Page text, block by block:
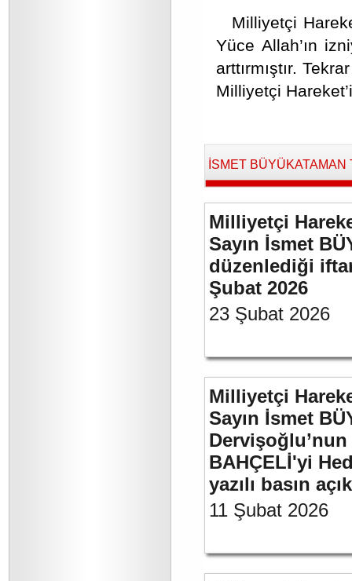
Milliyetçi
Yüce Allah’ın
arttırmıştır.
Milliyetçi
İSMET BÜYÜKATAMAN
Milliyetçi
Sayın İsmet
düzenlediği
Şubat 2026
23 Şubat 2026
Milliyetçi
Sayın İsmet
Dervişoğlu’nun
BAHÇELİ'yi
yazılı basın
11 Şubat 2026